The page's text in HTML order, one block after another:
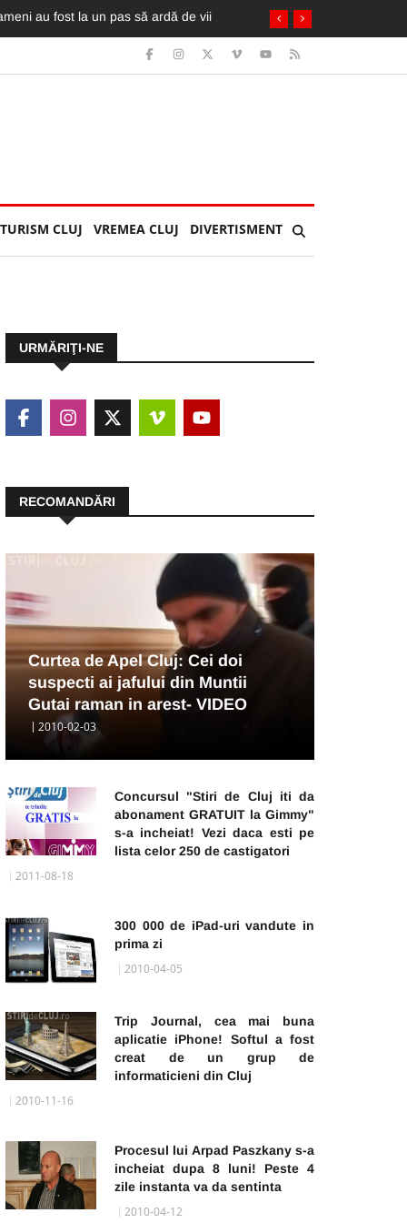
A fost extrasă de pompieri din taxi
TURISM CLUJ VREMEA CLUJ DIVERTISMENT
URMĂRIŢI-NE
RECOMANDĂRI
Curtea de Apel Cluj: Cei doi
suspecti ai jafului din Muntii
Gutai raman in arest- VIDEO
2010-02-03
Concursul "Stiri de Cluj iti da
abonament GRATUIT la Gimmy"
s-a incheiat! Vezi daca esti pe
lista celor 250 de castigatori
2011-08-18
300 000 de iPad-uri vandute in
prima zi
2010-04-05
Trip Journal, cea mai buna
aplicatie iPhone! Softul a fost
creat de un grup de
informaticieni din Cluj
2010-11-16
Procesul lui Arpad Paszkany s-a
incheiat dupa 8 luni! Peste 4
zile instanta va da sentinta
2010-04-12